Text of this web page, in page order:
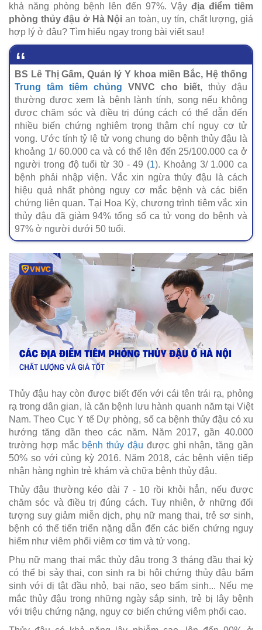
khả năng phòng bệnh lên đến 97%. Vậy địa điểm tiêm
phòng thủy đậu ở Hà Nội an toàn, uy tín, chất lượng, giá
hợp lý ở đâu? Tìm hiểu ngay trong bài viết sau!
BS Lê Thị Gấm, Quản lý Y khoa miền Bắc, Hệ thống
Trung tâm tiêm chủng VNVC cho biết, thủy đậu
thường được xem là bệnh lành tính, song nếu không
được chăm sóc và điều trị đúng cách có thể dẫn đến
nhiều biến chứng nghiêm trọng thậm chí nguy cơ tử
vong. Ước tính tỷ lệ tử vong chung do bệnh thủy đậu là
khoảng 1/ 60.000 ca và có thể lên đến 25/100.000 ca ở
người trong độ tuổi từ 30 - 49 (1). Khoảng 3/ 1.000 ca
bệnh phải nhập viện. Vắc xin ngừa thủy đậu là cách
hiệu quả nhất phòng nguy cơ mắc bệnh và các biến
chứng liên quan. Tại Hoa Kỳ, chương trình tiêm vắc xin
thủy đậu đã giảm 94% tổng số ca tử vong do bệnh và
97% ở người dưới 50 tuổi.
Thủy đậu hay còn được biết đến với cái tên trái rạ, phỏng
rạ trong dân gian, là căn bệnh lưu hành quanh năm tại Việt
Nam. Theo Cục Y tế Dự phòng, số ca bệnh thủy đậu có xu
hướng tăng dần theo các năm. Năm 2017, gần 40.000
trường hợp mắc bệnh thủy đậu được ghi nhận, tăng gần
50% so với cùng kỳ 2016. Năm 2018, các bệnh viện tiếp
nhận hàng nghìn trẻ khám và chữa bệnh thủy đậu.
Thủy đậu thường kéo dài 7 - 10 rồi khỏi hẳn, nếu được
chăm sóc và điều trị đúng cách. Tuy nhiên, ở những đối
tượng suy giảm miễn dịch, phụ nữ mang thai, trẻ sơ sinh,
bệnh có thể tiến triển nặng dẫn đến các biến chứng nguy
hiểm như viêm phổi viêm cơ tim và tử vong.
Phụ nữ mang thai mắc thủy đậu trong 3 tháng đầu thai kỳ
có thể bị sảy thai, con sinh ra bị hội chứng thủy đậu bẩm
sinh với dị tật đầu nhỏ, bại não, sẹo bẩm sinh... Nếu mẹ
mắc thủy đậu trong những ngày sắp sinh, trẻ bị lây bệnh
với triệu chứng nặng, nguy cơ biến chứng viêm phổi cao.